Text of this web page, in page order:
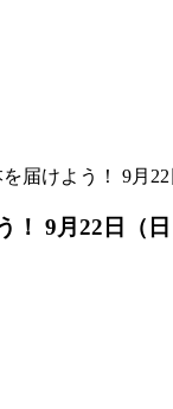
届けよう！ 9月
！ 9月22日（